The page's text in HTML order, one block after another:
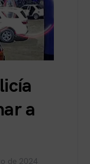
a
de 2024